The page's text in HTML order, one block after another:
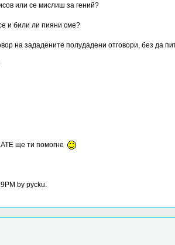
или се мислиш за гений?
и били ли пияни сме?
на зададените полудадени отговори, без да
ще ти помогне
by pycku.